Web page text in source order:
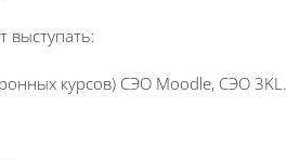
выступать:
курсов) СЭО Moodle, СЭО 3KL.